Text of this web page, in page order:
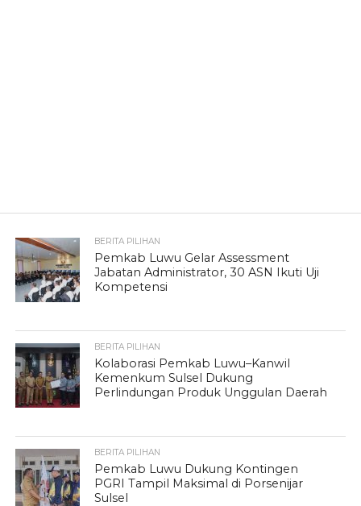
BERITA PILIHAN
Pemkab Luwu Gelar Assessment
Jabatan Administrator, 30 ASN Ikuti Uji
Kompetensi
BERITA PILIHAN
Kolaborasi Pemkab Luwu–Kanwil
Kemenkum Sulsel Dukung
Perlindungan Produk Unggulan Daerah
BERITA PILIHAN
Pemkab Luwu Dukung Kontingen
PGRI Tampil Maksimal di Porsenijar
Sulsel